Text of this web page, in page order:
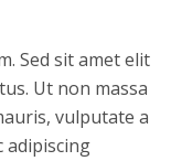
Sed sit amet elit
Ut non massa
vulputate a
adipiscing